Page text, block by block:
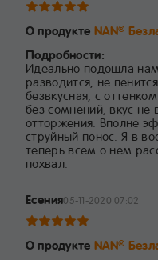
О продукте NAN®
Подробности:
Идеально подошла
разводится, не
безвкусная, с
без сомнений, вкус не
отторжения. Вполне
струйный понос. Я в
теперь всем о нем
похвал.
Есения05-11-2020 07:02
О продукте NAN®